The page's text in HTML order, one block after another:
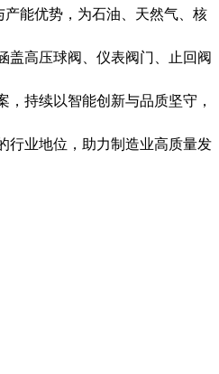
产能优势，为石油、天然气、核
盖高压球阀、仪表阀门、止回阀
，持续以智能创新与品质坚守，
行业地位，助力制造业高质量发